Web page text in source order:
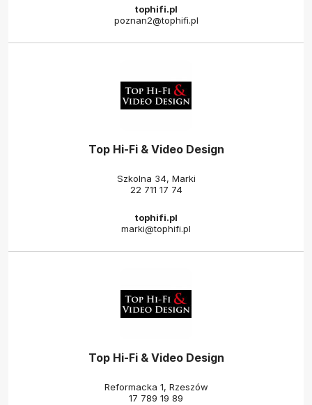
tophifi.pl
poznan2@tophifi.pl
Top Hi-Fi & Video Design
Szkolna 34, Marki
22 711 17 74
tophifi.pl
marki@tophifi.pl
Top Hi-Fi & Video Design
Reformacka 1, Rzeszów
17 789 19 89